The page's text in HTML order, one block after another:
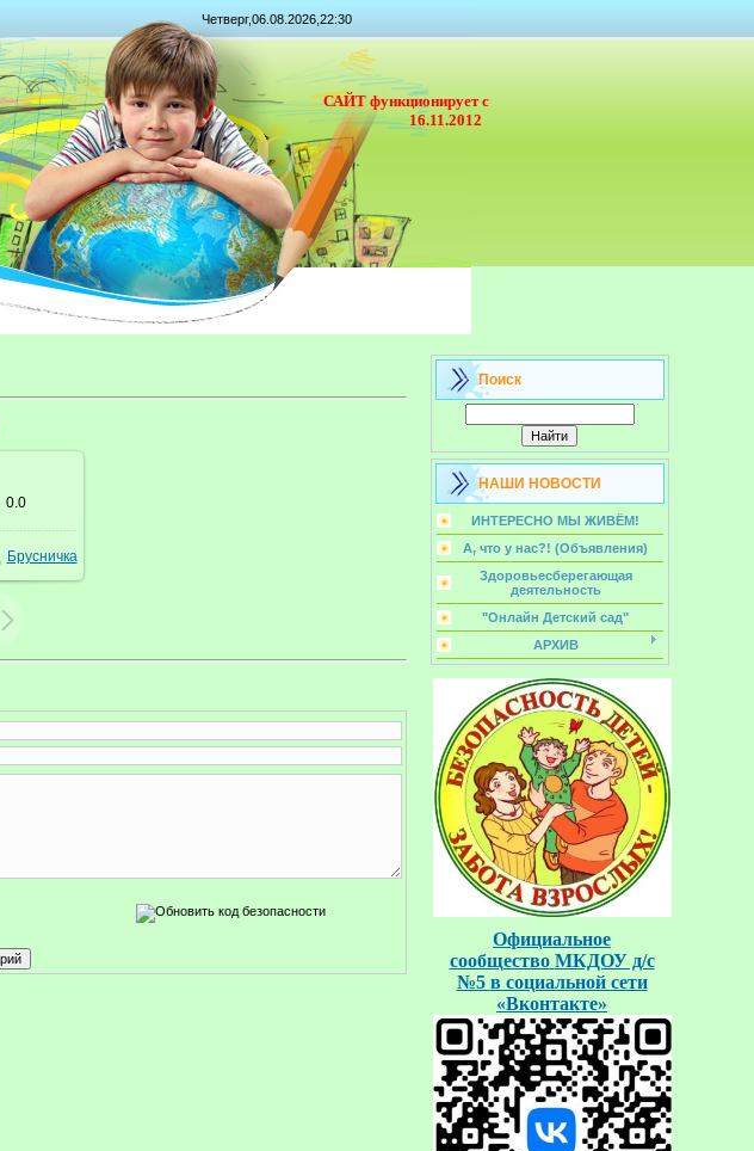
Четверг,06.08.2026,22:30
САЙТ функционирует с
16.11.2012
0.0
Брусничка
Поиск
НАШИ НОВОСТИ
ИНТЕРЕСНО МЫ ЖИВЁМ!
А, что у нас?! (Объявления)
Здоровьесберегающая
деятельность
"Онлайн Детский сад"
АРХИВ
Официальное
сообщество МКДОУ д/с
№5 в социальной сети
«Вконтакте»